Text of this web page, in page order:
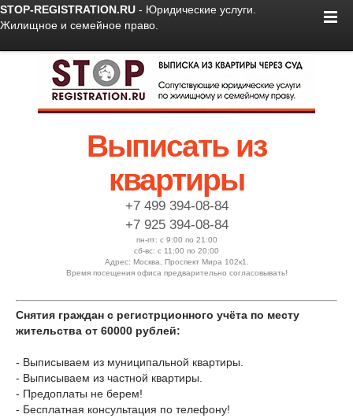
STOP-REGISTRATION.RU - Юридические услуги.
Жилищное и семейное право.
Выписать из
квартиры
+7 499 394-08-84
+7 925 394-08-84
пн-пт: с 9:00 по 21:00
сб-вс: с 11:00 по 20:00
Адрес: Москва, Проспект Мира 102к1.
Время посещения офиса предварительно согласовывать!
Снятия граждан с регистрционного учёта по месту
жительства от 60000 рублей:
- Выписываем из муниципальной квартиры.
- Выписываем из частной квартиры.
- Предоплаты не берем!
- Бесплатная консультация по телефону!